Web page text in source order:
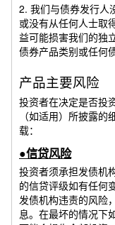
2. 我们与债券发行人
或没有从任何人士取
益可能损害我们的独
债券产品类别或任何
产品主要风险
投资者在决定是否投
（如适用）所披露
载：
●信贷风险
投资者须承担发债机
的信贷评级如有任何
发债机构违责的风险
息。在最坏的情况下